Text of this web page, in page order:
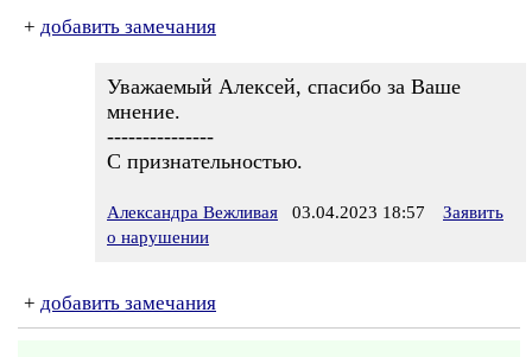
+ добавить замечания
Уважаемый Алексей, спасибо за Ваше
мнение.
---------------
С признательностью.
Александра Вежливая 03.04.2023 18:57
Заявить
о нарушении
+ добавить замечания